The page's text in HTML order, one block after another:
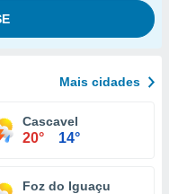
Mais cidades
Cascavel
20° 14°
Foz do Iguaçu